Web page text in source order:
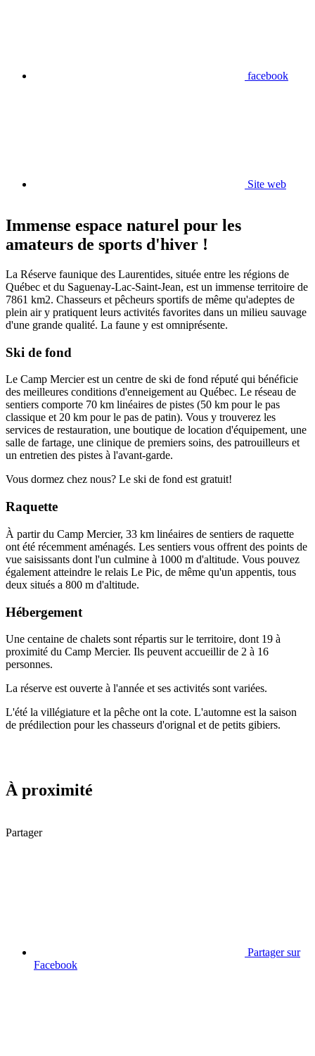
facebook
Site web
Immense espace naturel pour les
amateurs de sports d'hiver !
La Réserve faunique des Laurentides, située entre les régions de
Québec et du Saguenay-Lac-Saint-Jean, est un immense territoire de
7861 km2. Chasseurs et pêcheurs sportifs de même qu'adeptes de
plein air y pratiquent leurs activités favorites dans un milieu sauvage
d'une grande qualité. La faune y est omniprésente.
Ski de fond
Le Camp Mercier est un centre de ski de fond réputé qui bénéficie
des meilleures conditions d'enneigement au Québec. Le réseau de
sentiers comporte 70 km linéaires de pistes (50 km pour le pas
classique et 20 km pour le pas de patin). Vous y trouverez les
services de restauration, une boutique de location d'équipement, une
salle de fartage, une clinique de premiers soins, des patrouilleurs et
un entretien des pistes à l'avant-garde.
Vous dormez chez nous? Le ski de fond est gratuit!
Raquette
À partir du Camp Mercier, 33 km linéaires de sentiers de raquette
ont été récemment aménagés. Les sentiers vous offrent des points de
vue saisissants dont l'un culmine à 1000 m d'altitude. Vous pouvez
également atteindre le relais Le Pic, de même qu'un appentis, tous
deux situés a 800 m d'altitude.
Hébergement
Une centaine de chalets sont répartis sur le territoire, dont 19 à
proximité du Camp Mercier. Ils peuvent accueillir de 2 à 16
personnes.
La réserve est ouverte à l'année et ses activités sont variées.
L'été la villégiature et la pêche ont la cote. L'automne est la saison
de prédilection pour les chasseurs d'orignal et de petits gibiers.
À proximité
Partager
Partager sur
Facebook